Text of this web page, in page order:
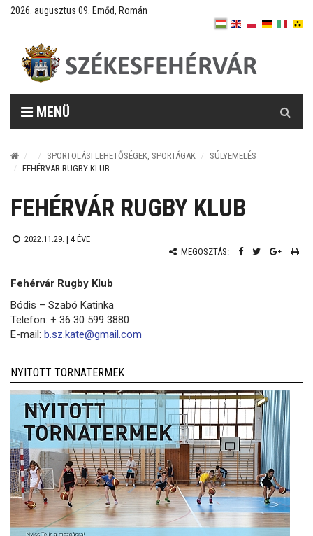
2026. augusztus 09. Emőd, Román
MENÜ
SPORTOLÁSI LEHETŐSÉGEK, SPORTÁGAK
SÚLYEMELÉS
FEHÉRVÁR RUGBY KLUB
FEHÉRVÁR RUGBY KLUB
2022.11.29. | 4 ÉVE
MEGOSZTÁS:
Fehérvár Rugby Klub
Bódis – Szabó Katinka
Telefon: + 36 30 599 3880
E-mail: b.sz.kate@gmail.com
NYITOTT TORNATERMEK